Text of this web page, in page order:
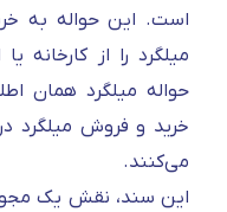
است. این حواله به
میلگرد را از کارخانه
حواله میلگرد همان
خرید و فروش میلگرد
می‌کنند.
این سند، نقش یک مجوز